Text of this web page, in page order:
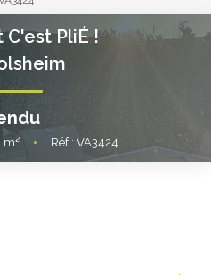
C'est PliÉ !
m² • Réf : VA3424